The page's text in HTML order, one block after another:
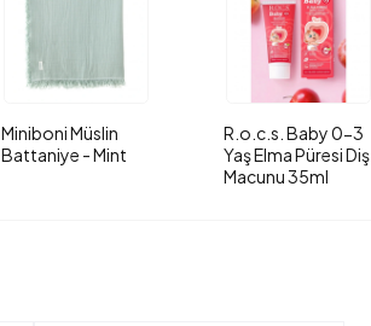
Miniboni Müslin
Battaniye - Mint
R.o.c.s. Baby 0-3
Yaş Elma Püresi Diş
Macunu 35ml